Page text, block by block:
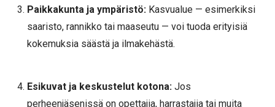
Paikkakunta ja ympäristö:Kasvualue — esimerkiksi
saaristo, rannikko tai maaseutu — voi tuoda erityisiä
kokemuksia säästä ja ilmakehästä.
Esikuvat ja keskustelut kotona:Jos
perheenjäsenissä on opettajia, harrastajia tai muita